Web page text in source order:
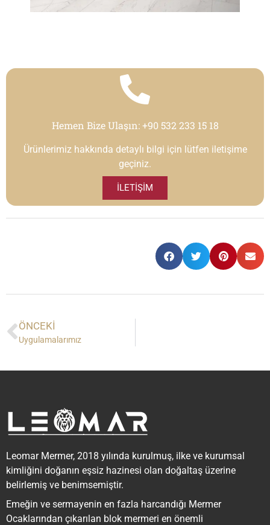
Hemen Bize Ulaşın:+90 532 233 15 18
Ürünlerimiz hakkında detaylı bilgi için lütfen iletişime
geçiniz.
İLETIŞIM
ÖNCEKI
Uygulamalarımız
Leomar Mermer, 2018 yılında kurulmuş, ilke ve kurumsal
kimliğini doğanın eşsiz hazinesi olan doğaltaş üzerine
belirlemiş ve benimsemiştir.
Emeğin ve sermayenin en fazla harcandığı Mermer
Ocaklarından çıkarılan blok mermeri en önemli